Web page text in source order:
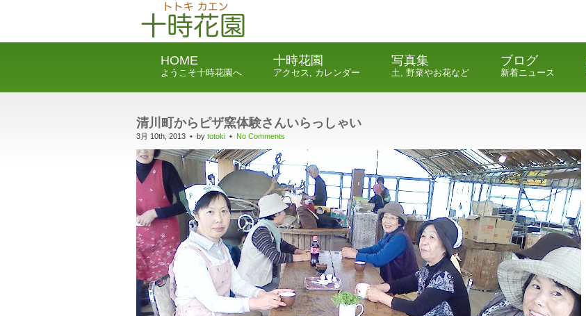
HOME
ようこそ十時花園へ
十時花園
アクセス, カレンダー
写真集
土, 野菜やお花など
ブログ
新着ニュース
清川町からピザ窯体験さんいらっしゃい
3月 10th, 2013 • by totoki • No Comments